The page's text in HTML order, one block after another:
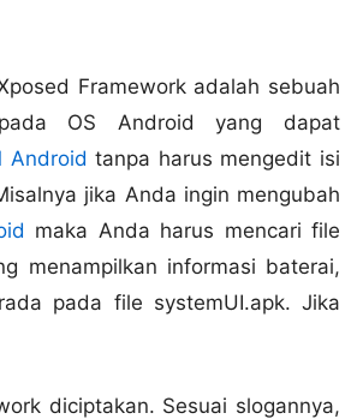
Framework adalah sebuah
OS Android yang dapat
Android tanpa harus mengedit isi
jika Anda ingin mengubah
maka Anda harus mencari file
menampilkan informasi baterai,
pada file systemUI.apk. Jika
diciptakan. Sesuai slogannya,